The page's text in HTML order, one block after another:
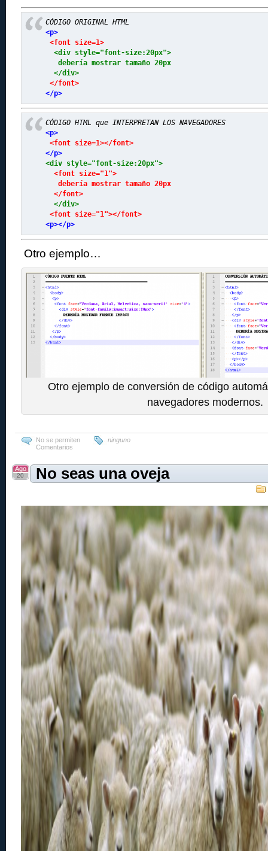
CÓDIGO ORIGINAL HTML
<p>
<font size=1>
  <div style="font-size:20px">
   debería mostrar tamaño 20px
  </div>
</font>
CÓDIGO HTML que INTERPRETAN LOS NAVEGADORES
<p>
<font size=1></font>
</p>
<div style="font-size:20px">
  <font size="1">
   debería mostrar tamaño 20px
  </font>
  </div>
<font size="1"></font>
Otro ejemplo…
Otro ejemplo de conversión de código
navegadores modernos.
No se permiten
Comentarios
ninguno
No seas una oveja
Ago
20